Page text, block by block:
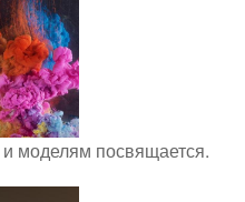
моделям посвящается.